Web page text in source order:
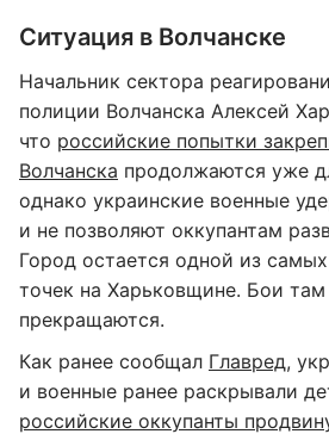
Ситуация в Волчанске
Начальник сектора
полиции Волчанска Алексей
что российские попытки
Волчанска продолжаются уже
однако украинские военные
и не позволяют оккупантам
Город остается одной из
точек на Харьковщине. Бои
прекращаются.
Как ранее сообщал Главред,
и военные ранее раскрывали
российские оккупанты